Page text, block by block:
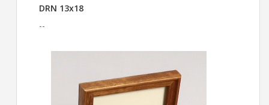
DRN 13x18
--